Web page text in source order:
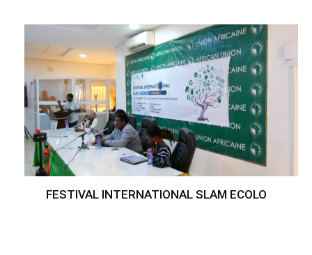
FESTIVAL INTERNATIONAL SLAM ECOLO